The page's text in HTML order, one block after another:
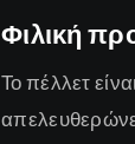
Φιλική
Το πέλλετ